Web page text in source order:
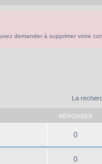
demander à supprimer votre
La
RÉPONSES
0
0